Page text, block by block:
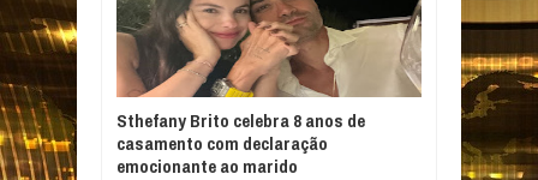
Sthefany Brito celebra 8 anos de
casamento com declaração
emocionante ao marido